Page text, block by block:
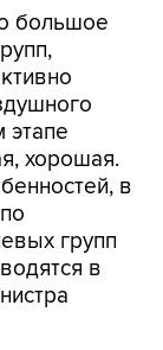
большое
этапе
хорошая.
в
групп
в